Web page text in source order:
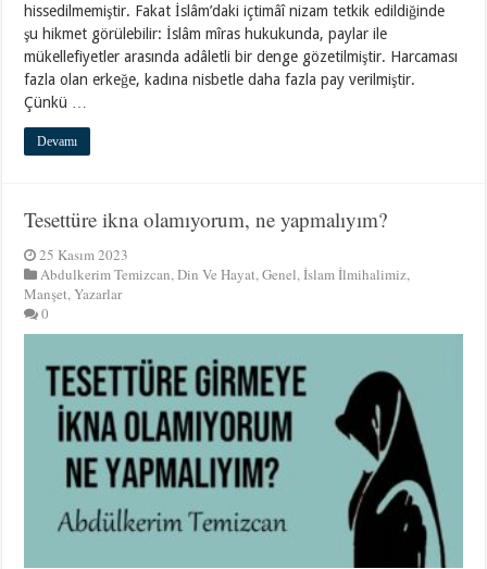
hissedilmemiştir. Fakat İslâm’daki içtimâî nizam tetkik edildiğinde
şu hikmet görülebilir: İslâm mîras hukukunda, paylar ile
mükellefiyetler arasında adâletli bir denge gözetilmiştir. Harcaması
fazla olan erkeğe, kadına nisbetle daha fazla pay verilmiştir.
Çünkü …
Devamı
Tesettüre ikna olamıyorum, ne yapmalıyım?
25 Kasım 2023
Abdulkerim Temizcan,Din Ve Hayat,Genel,İslam İlmihalimiz,
Manşet,Yazarlar
0